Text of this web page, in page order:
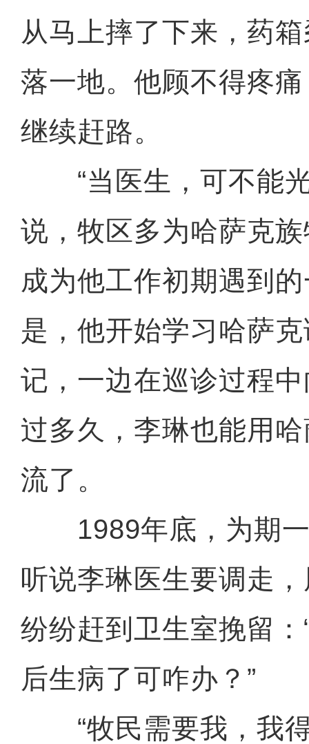
从马上摔了下来，药
落一地。他顾不得疼
继续赶路。
“当医生，可不能光
说，牧区多为哈萨克
成为他工作初期遇到
是，他开始学习哈萨
记，一边在巡诊过程
过多久，李琳也能用
流了。
1989年底，为期一
听说李琳医生要调走
纷纷赶到卫生室挽留
后生病了可咋办？”
“牧民需要我，我得